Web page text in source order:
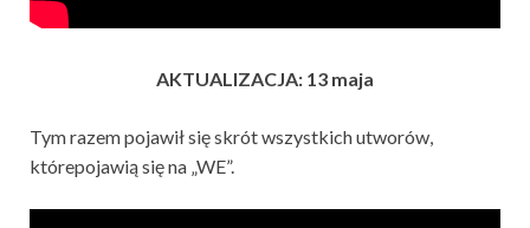
AKTUALIZACJA: 13 maja
Tym razem pojawił się skrót wszystkich utworów,
którepojawią się na „WE”.